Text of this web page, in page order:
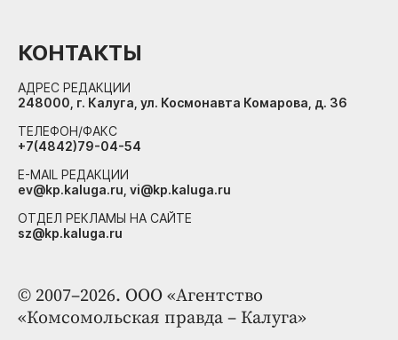
© 2007–2026. ООО «Агентство
«Комсомольская правда – Калуга»
КОНТАКТЫ
АДРЕС РЕДАКЦИИ
248000, г. Калуга, ул. Космонавта Комарова, д. 36
ТЕЛЕФОН/ФАКС
+7(4842)79-04-54
E-MAIL РЕДАКЦИИ
ev@kp.kaluga.ru, vi@kp.kaluga.ru
ОТДЕЛ РЕКЛАМЫ НА САЙТЕ
sz@kp.kaluga.ru